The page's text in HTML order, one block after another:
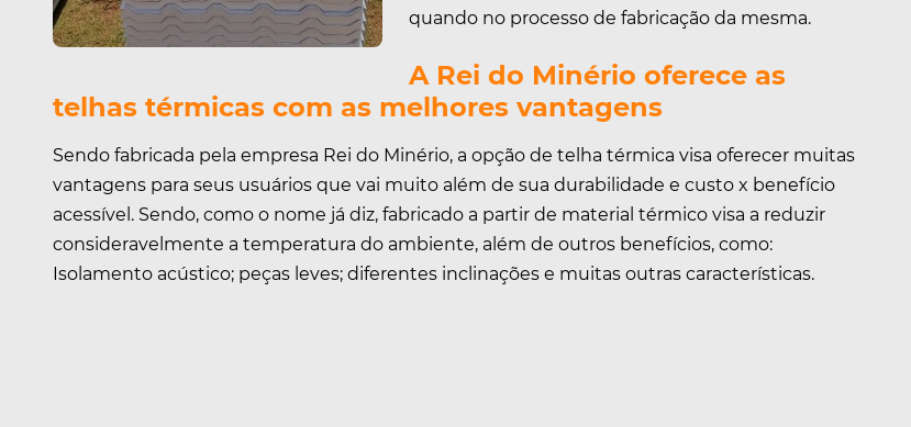
quando no processo de fabricação da mesma.
A Rei do Minério oferece as
telhas térmicas com as melhores vantagens
Sendo fabricada pela empresa Rei do Minério, a opção de telha térmica visa oferecer muitas
vantagens para seus usuários que vai muito além de sua durabilidade e custo x benefício
acessível. Sendo, como o nome já diz, fabricado a partir de material térmico visa a reduzir
consideravelmente a temperatura do ambiente, além de outros benefícios, como:
Isolamento acústico; peças leves; diferentes inclinações e muitas outras características.